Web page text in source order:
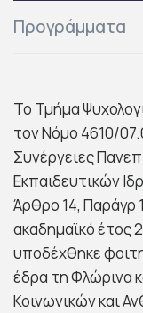
Προγράμματα
Το Τμήμα
τον Νόμο 4610/
Συνέργειες
Εκπαιδευτικών
Άρθρο 14, Παράγρ
ακαδημαϊκό έτος
υποδέχθηκε
έδρα τη Φλώρινα
Κοινωνικών και